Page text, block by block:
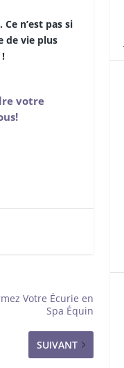
n’est pas si
de vie plus
votre
Votre Écurie en
Spa Équin
SUIVANT